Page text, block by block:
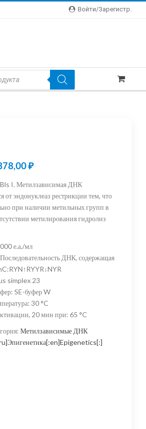
Войти/зарегистр.
₽Диапазон
7
969,50 ₽
878,00 ₽
I. Метилзависимая ДНК
от эндонуклеаз рестрикции тем, что
при наличии метильных групп в
метилирования гидролиз
е.а./мл
Последовательность ДНК, содержащая
simplex 23
:SE-буфер W
:30 °C
20 мин при:65 °C
Метилзависимые ДНК